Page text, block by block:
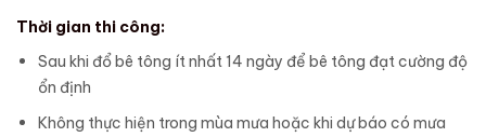
Thời gian thi công:
Sau khi đổ bê tông ít nhất 14 ngày để bê tông đạt cường độ
ổn định
Không thực hiện trong mùa mưa hoặc khi dự báo có mưa